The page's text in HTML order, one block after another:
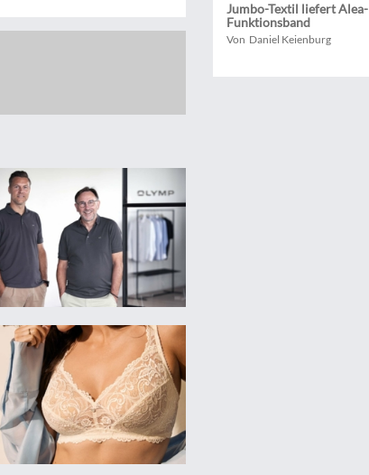
Jumbo-Textil liefert Alea-
Funktionsband
Von Daniel Keienburg